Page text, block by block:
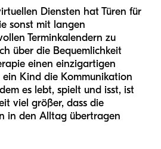
Diensten hat Türen für
sonst mit langen
Terminkalendern zu
über die Bequemlichkeit
einen einzigartigen
ein Kind die Kommunikation
es lebt, spielt und isst, ist
viel größer, dass die
in den Alltag übertragen